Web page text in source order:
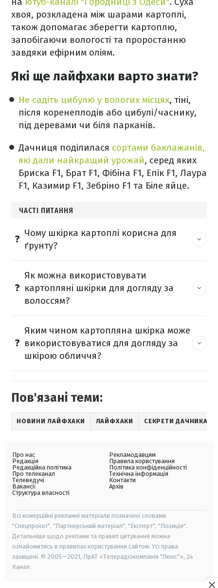
хвоя, розкладена між шарами картоплі,
також допомагає зберегти картоплю,
запобігаючи вологості та проростанню
завдяки ефірним оліям.
Які ще лайфхаки варто знати?
Не садіть цибулю у вологих місцях, тіні,
після коренеплодів або цибулі/часнику,
під деревами чи біля парканів.
Дачниця поділилася сортами баклажанів,
які дали найкращий урожай, серед яких
Бриска F1, Брат F1, Фібіна F1, Епік F1, Лаура
F1, Казимир F1, Зебріно F1 та Біле яйце.
ЧАСТІ ПИТАННЯ
Чому шкірка картоплі корисна для
ґрунту?
Як можна використовувати
картопляні шкірки для догляду за
волоссям?
Яким чином картопляна шкірка може
використовуватися для догляду за
шкірою обличчя?
Пов'язані теми:
НОВИНИ ЛАЙФХАКИ ЛАЙФХАКИ СЕКРЕТИ ДАЧНИКА
Про нас
Редакція
Редакційна політика
Про телеканал
Телеведучі
Вакансії
Структура власності
Рекламодавцям
Правила користування
Політика конфіденційності
Технічна інформація
Контакти
Архів
Всі комерційні рекламні матеріали позначені словами
"Спецпроєкт", "Партнерський матеріал", "Експерт", "Позиція".
Детальніше щодо реклами та правил цитування можна
ознайомитись в правилах користування сайтом. Усі права
захищені. © 2005—2021, ПрАТ «Телерадіокомпанія "Люкс"», 24
Канал.